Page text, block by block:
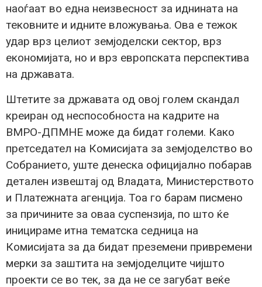
наоѓаат во една неизвесност за иднината на
тековните и идните вложувања. Ова е тежок
удар врз целиот земјоделски сектор, врз
економијата, но и врз европската перспектива
на државата.
Штетите за државата од овој голем скандал
креиран од неспособноста на кадрите на
ВМРО-ДПМНЕ може да бидат големи. Како
претседател на Комисијата за земјоделство во
Собранието, уште денеска официјално побарав
детален извештај од Владата, Министерството
и Платежната агенција. Тоа го барам писмено
за причините за оваа суспензија, по што ќе
иницираме итна тематска седница на
Комисијата за да бидат преземени привремени
мерки за заштита на земјоделците чијшто
проекти се во тек, за да не се загубат веќе